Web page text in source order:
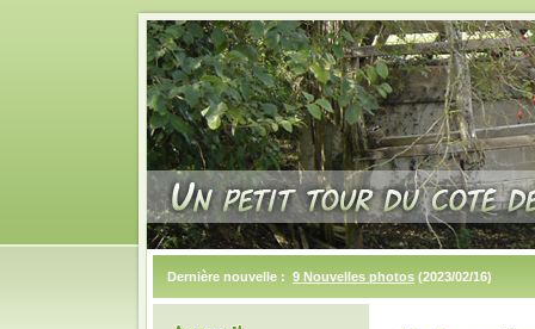
Dernière nouvelle : 9 Nouvelles photos (2023/02/16)